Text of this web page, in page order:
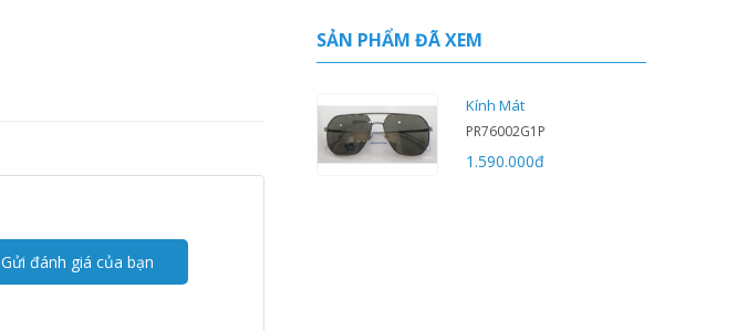
Gửi đánh giá của bạn
SẢN PHẨM ĐÃ XEM
Kính Mát
PR76002G1P
1.590.000đ